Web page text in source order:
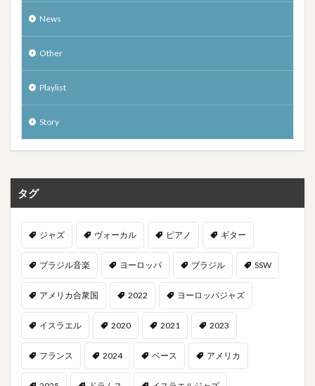
News
Other
Playlist
Story
タグ
ジャズ ヴォーカル ピアノ ギター
ブラジル音楽 ヨーロッパ ブラジル SSW
アメリカ合衆国 2022 ヨーロッパジャズ
イスラエル 2020 2021 2023
フランス 2024 ベース アメリカ